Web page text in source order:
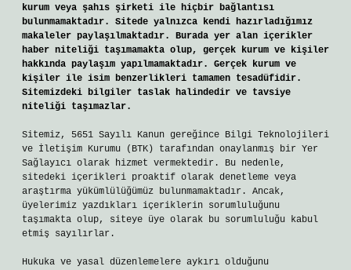
kurum veya şahıs şirketi ile hiçbir bağlantısı
bulunmamaktadır. Sitede yalnızca kendi hazırladığımız
makaleler paylaşılmaktadır. Burada yer alan içerikler
haber niteliği taşımamakta olup, gerçek kurum ve kişiler
hakkında paylaşım yapılmamaktadır. Gerçek kurum ve
kişiler ile isim benzerlikleri tamamen tesadüfidir.
Sitemizdeki bilgiler taslak halindedir ve tavsiye
niteliği taşımazlar.
Sitemiz, 5651 Sayılı Kanun gereğince Bilgi Teknolojileri
ve İletişim Kurumu (BTK) tarafından onaylanmış bir Yer
Sağlayıcı olarak hizmet vermektedir. Bu nedenle,
sitedeki içerikleri proaktif olarak denetleme veya
araştırma yükümlülüğümüz bulunmamaktadır. Ancak,
üyelerimiz yazdıkları içeriklerin sorumluluğunu
taşımakta olup, siteye üye olarak bu sorumluluğu kabul
etmiş sayılırlar.
Hukuka ve yasal düzenlemelere aykırı olduğunu